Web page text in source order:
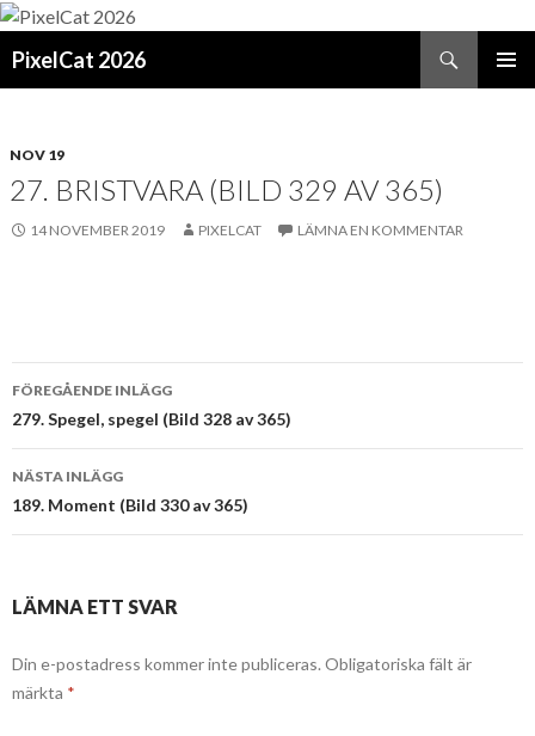
PixelCat 2026
NOV 19
27. BRISTVARA (BILD 329 AV 365)
14 NOVEMBER 2019 PIXELCAT LÄMNA EN KOMMENTAR
Inläggsnavigering
FÖREGÅENDE INLÄGG
279. Spegel, spegel (Bild 328 av 365)
NÄSTA INLÄGG
189. Moment (Bild 330 av 365)
LÄMNA ETT SVAR
Din e-postadress kommer inte publiceras. Obligatoriska fält är
märkta *